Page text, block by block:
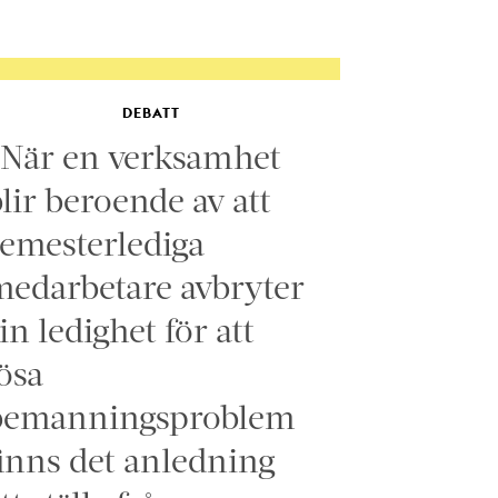
DEBATT
en verksamhet
beroende av att
avbryter
ledighet för att
det anledning